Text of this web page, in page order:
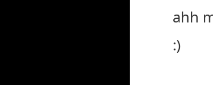
ahh
:)